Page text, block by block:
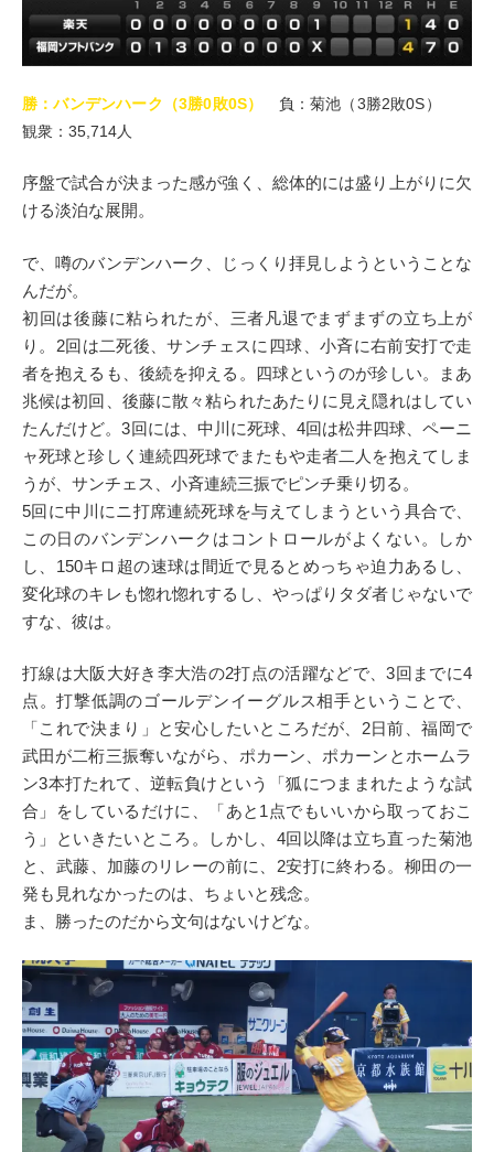
勝：バンデンハーク（3勝0敗0S）
負：菊池（3勝2敗0S）
観衆：35,714人
序盤で試合が決まった感が強く、総体的には盛り上がりに欠
ける淡泊な展開。
で、噂のバンデンハーク、じっくり拝見しようということな
んだが。
初回は後藤に粘られたが、三者凡退でまずまずの立ち上が
り。2回は二死後、サンチェスに四球、小斉に右前安打で走
者を抱えるも、後続を抑える。四球というのが珍しい。まあ
兆候は初回、後藤に散々粘られたあたりに見え隠れはしてい
たんだけど。3回には、中川に死球、4回は松井四球、ペーニ
ャ死球と珍しく連続四死球でまたもや走者二人を抱えてしま
うが、サンチェス、小斉連続三振でピンチ乗り切る。
5回に中川にニ打席連続死球を与えてしまうという具合で、
この日のバンデンハークはコントロールがよくない。しか
し、150キロ超の速球は間近で見るとめっちゃ迫力あるし、
変化球のキレも惚れ惚れするし、やっぱりタダ者じゃないで
すな、彼は。
打線は大阪大好き李大浩の2打点の活躍などで、3回までに4
点。打撃低調のゴールデンイーグルス相手ということで、
「これで決まり」と安心したいところだが、2日前、福岡で
武田が二桁三振奪いながら、ポカーン、ポカーンとホームラ
ン3本打たれて、逆転負けという「狐につままれたような試
合」をしているだけに、「あと1点でもいいから取っておこ
う」といきたいところ。しかし、4回以降は立ち直った菊池
と、武藤、加藤のリレーの前に、2安打に終わる。柳田の一
発も見れなかったのは、ちょいと残念。
ま、勝ったのだから文句はないけどな。